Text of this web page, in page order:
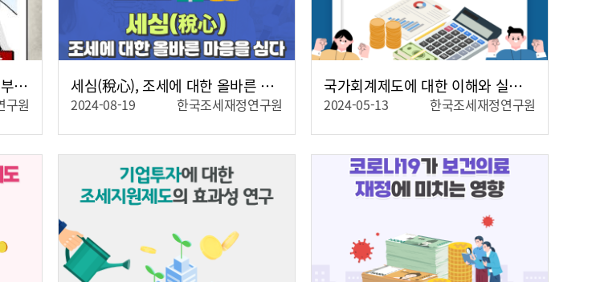
건전한 연구문화 조성 캠페인 : 부실의심 학술지 이용 예방
구원
세심(稅心), 조세에 대한 올바른 마음을 심다
2024-08-19 한국조세재정연구원
자세히보기
국가회계제도에 대한 이해와 실무능력 향상
2024-05-13 한국조세재정연구원
자세히보기